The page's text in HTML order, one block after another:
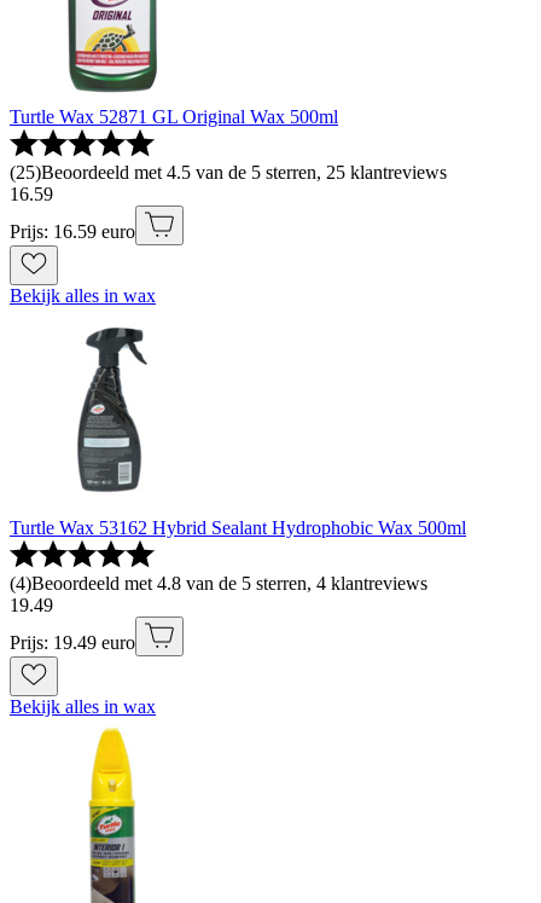
Turtle Wax 52871 GL Original Wax 500ml
(25)Beoordeeld met 4.5 van de 5 sterren, 25 klantreviews
16.59
Prijs: 16.59 euro
Bekijk alles in wax
Turtle Wax 53162 Hybrid Sealant Hydrophobic Wax 500ml
(4)Beoordeeld met 4.8 van de 5 sterren, 4 klantreviews
19.49
Prijs: 19.49 euro
Bekijk alles in wax